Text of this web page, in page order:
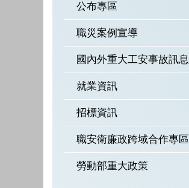
公布專區
職災案例宣導
國內外重大工安事故訊息
就業資訊
招標資訊
職安衛廉政跨域合作專區
勞動部重大政策